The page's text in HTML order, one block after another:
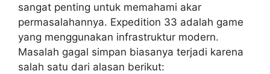
sangat penting untuk memahami akar
permasalahannya. Expedition 33 adalah game
yang menggunakan infrastruktur modern.
Masalah gagal simpan biasanya terjadi karena
salah satu dari alasan berikut: